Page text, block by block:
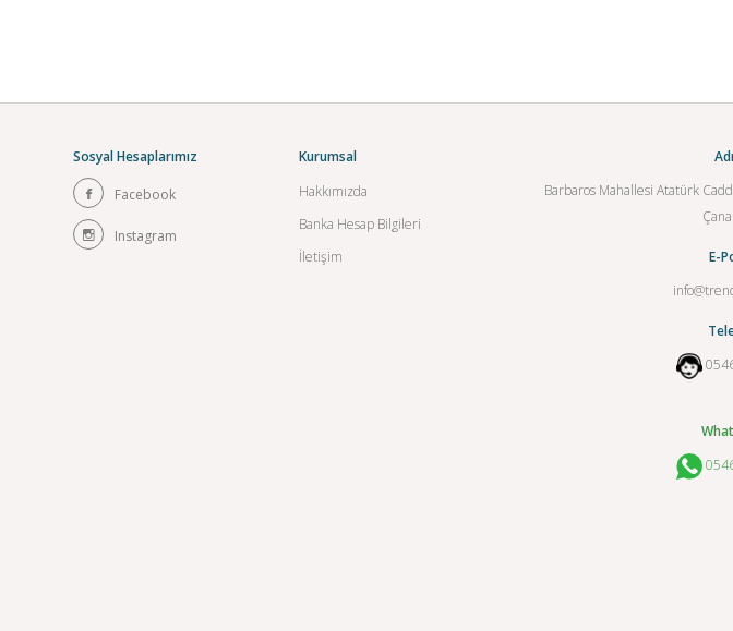
Sosyal Hesaplarımız
Facebook
Instagram
Kurumsal
Hakkımızda
Banka Hesap Bilgileri
İletişim
Barbaros Mahallesi Atatürk
E-